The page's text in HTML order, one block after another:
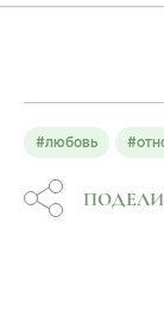
#любовь